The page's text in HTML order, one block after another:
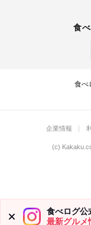
食
食べ
食べログ
最新グルメ
企業情報
(c)